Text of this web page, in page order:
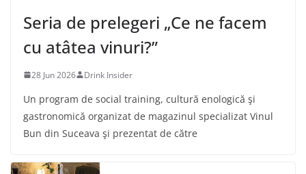
Seria de prelegeri „Ce ne facem
cu atâtea vinuri?”
28 Jun 2026 Drink Insider
Un program de social training, cultură enologică şi
gastronomică organizat de magazinul specializat Vinul
Bun din Suceava şi prezentat de către